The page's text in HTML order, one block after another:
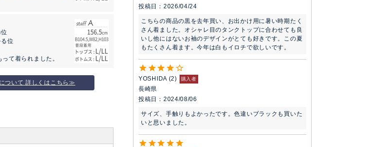
投稿日
2026/04/24
こちらの商品の黒を去年買い、お出かけ用に暑い時期たく
さん着ました。オシャレ目のタンクトップに合わせても良
いし他にはないお袖のデザインがとても好きです。この夏
もたくさん着ます。今年は白もイロチで欲しいです。
YOSHIDA 2 購入者
長崎県
投稿日
2024/08/06
サイズ、手触りもよかったです。色違いブラックも買いた
いと思いました。
位
て着られました。
ついて 詳しくはこちら≫